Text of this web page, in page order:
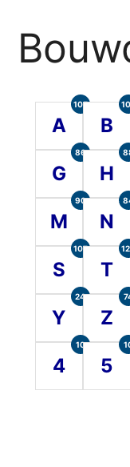
A
105
B
G
86
H
M
90
N
S
107
T
Y
24
Z
4
10
5